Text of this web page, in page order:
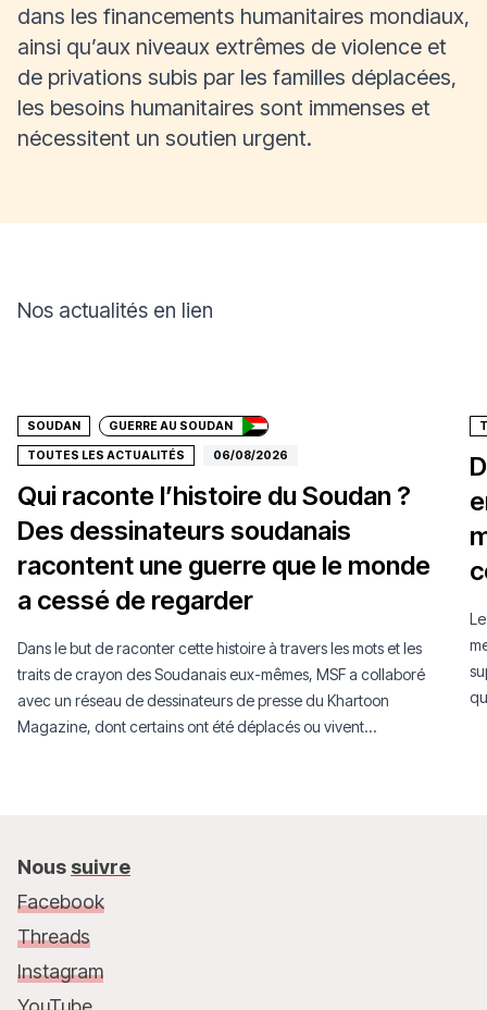
dans les financements humanitaires mondiaux,
ainsi qu’aux niveaux extrêmes de violence et
de privations subis par les familles déplacées,
les besoins humanitaires sont immenses et
nécessitent un soutien urgent.
Nos actualités en lien
SOUDAN GUERRE AU SOUDAN
TOUTES LES ACTUALITÉS 06/08/2026
Qui raconte l’histoire du Soudan ?
Des dessinateurs soudanais
racontent une guerre que le monde
a cessé de regarder
Dans le but de raconter cette histoire à travers les mots et les
traits de crayon des Soudanais eux-mêmes, MSF a collaboré
avec un réseau de dessinateurs de presse du Khartoon
Magazine, dont certains ont été déplacés ou vivent
Nous suivre
Facebook
Threads
Instagram